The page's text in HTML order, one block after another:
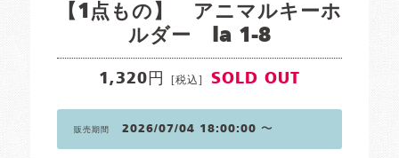
【1点もの】 アニマルキーホ
ルダー la 1-8
1,320円 [税込] SOLD OUT
販売期間 2026/07/04 18:00:00 〜